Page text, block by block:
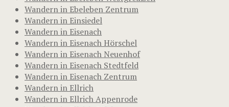
Wandern in Ebeleben Zentrum
Wandern in Einsiedel
Wandern in Eisenach
Wandern in Eisenach Hörschel
Wandern in Eisenach Neuenhof
Wandern in Eisenach Stedtfeld
Wandern in Eisenach Zentrum
Wandern in Ellrich
Wandern in Ellrich Appenrode